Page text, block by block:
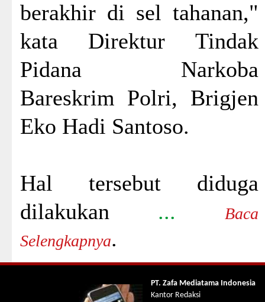
berakhir di sel tahanan,"
kata Direktur Tindak
Pidana Narkoba
Bareskrim Polri, Brigjen
Eko Hadi Santoso.
Hal tersebut diduga
dilakukan
...
Baca
Selengkapnya.
PT. Zafa Mediatama Indonesia
Kantor Redaksi